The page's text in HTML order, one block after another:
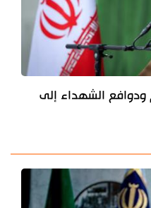
ودوافع الشهداء إلى